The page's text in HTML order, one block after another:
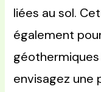
liées au sol.
également
envisagez une